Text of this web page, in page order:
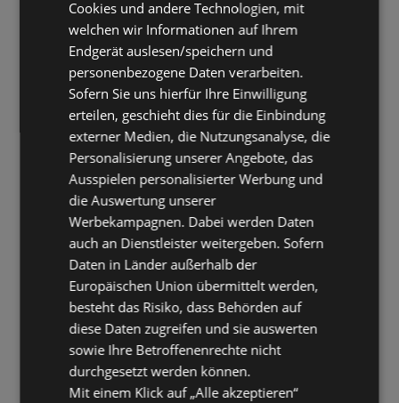
Cookies und andere Technologien, mit
welchen wir Informationen auf Ihrem
Endgerät auslesen/speichern und
personenbezogene Daten verarbeiten.
Sofern Sie uns hierfür Ihre Einwilligung
erteilen, geschieht dies für die Einbindung
externer Medien, die Nutzungsanalyse, die
Personalisierung unserer Angebote, das
Ausspielen personalisierter Werbung und
die Auswertung unserer
Werbekampagnen. Dabei werden Daten
auch an Dienstleister weitergeben. Sofern
Daten in Länder außerhalb der
Europäischen Union übermittelt werden,
besteht das Risiko, dass Behörden auf
diese Daten zugreifen und sie auswerten
sowie Ihre Betroffenenrechte nicht
durchgesetzt werden können.
Mit einem Klick auf „Alle akzeptieren“